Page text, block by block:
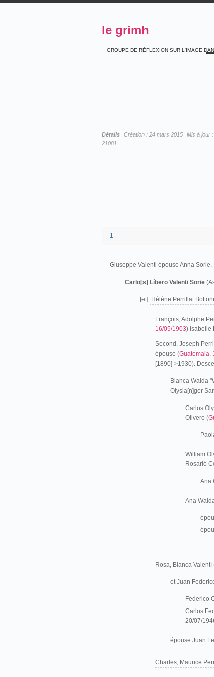
le grimh
GROUPE DE RÉFLEXION SUR L'IMAGE
Détails Création : 24 mars 2015 Mis à jour :
21081
1
Giuseppe Valenti épouse Anna
Carlo[s] Líbero Valenti Sorie
[et] Hélène Perrillat
François,Adolphe
16/05/1903) Isabelle
Second, Joseph
épouse (Guatemala,
[1890]->1930).
Blanca Walda
Olysla[n]ger
Carlos
Olivero (
William
Rosarió
Ana
Ana
Rosa, Blanca
et Juan
Federico
Carlos
20/07/
épouse Juan
Charles, Maurice